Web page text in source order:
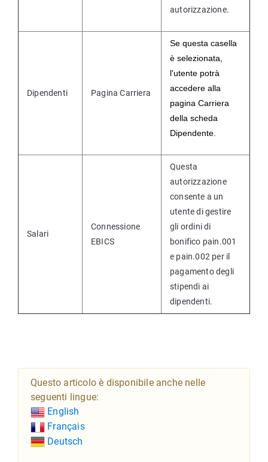
autorizzazione.
Dipendenti Pagina Carriera
Se questa casella
è selezionata,
l'utente potrà
accedere alla
pagina Carriera
della scheda
Dipendente.
Salari
Connessione
EBICS
Questa
autorizzazione
consente a un
utente di gestire
gli ordini di
bonifico pain.001
e pain.002 per il
pagamento degli
stipendi ai
dipendenti.
Questo articolo è disponibile anche nelle
seguenti lingue:
English
Français
Deutsch